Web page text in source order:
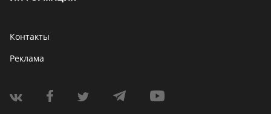
Контакты
Реклама